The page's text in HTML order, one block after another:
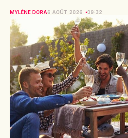
MYLÈNE DORA6 AOÛT 2026 09:32